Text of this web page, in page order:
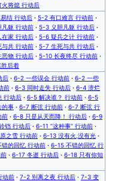
将熄 行动后
结 行动后 · 5-2 有口难言 行动前 ·
躯 行动前 · 5-3 义胆凡躯 行动后 ·
家 行动后 · 5-6 疑兵之计 行动前 ·
共 行动前 · 5-7 生死与共 行动后 ·
物 行动后 · 5-10 长夜终尽 行动前 ·
后着
后 · 6-2 一些误会 行动前 · 6-2 一些
前 · 6-3 同时走失 行动后 · 6-4 溃烂
行动后 · 6-5 解决谁？ 行动前 · 6-5
的事 · 6-7 断弦 行动前 · 6-7 断弦 行
前 · 6-8 只是从天而降！ 行动后 · 6-9
铛 行动后 · 6-11 “这种事” 行动前 ·
之雪 行动前 · 6-13 没有火,没有光 ·
的回忆 行动前 · 6-15 不错的回忆 行
· 6-17 冬逝 行动后 · 6-18 只有你知
动前 · 7-2 别离之夜 行动后 · 7-3 变